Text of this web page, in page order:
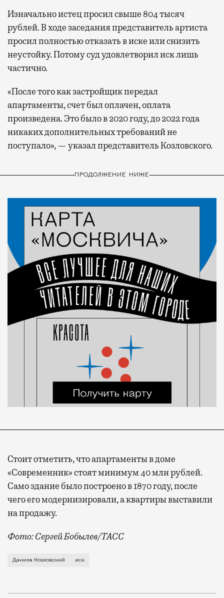
Изначально истец просил свыше 804 тысяч
рублей. В ходе заседания представитель артиста
просил полностью отказать в иске или снизить
неустойку. Потому суд удовлетворил иск лишь
частично.
«После того как застройщик передал
апартаменты, счет был оплачен, оплата
произведена. Это было в 2020 году, до 2022 года
никаких дополнительных требований не
поступало», — указал представитель Козловского.
ПРОДОЛЖЕНИЕ НИЖЕ
Стоит отметить, что апартаменты в доме
«Современник» стоят минимум 40 млн рублей.
Само здание было построено в 1870 году, после
чего его модернизировали, а квартиры выставили
на продажу.
Фото: Сергей Бобылев/ТАСС
Речь идет об апартаментах актера в элитном ЖК
Данила Козловский иск